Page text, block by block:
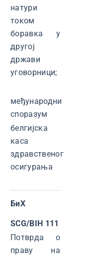
натури
током
боравка у
другој
држави
уговорници;
међународни
споразум
белгијска
каса
здравственог
осигурања
БиХ
SCG/BIH 111
Потврда о
праву на